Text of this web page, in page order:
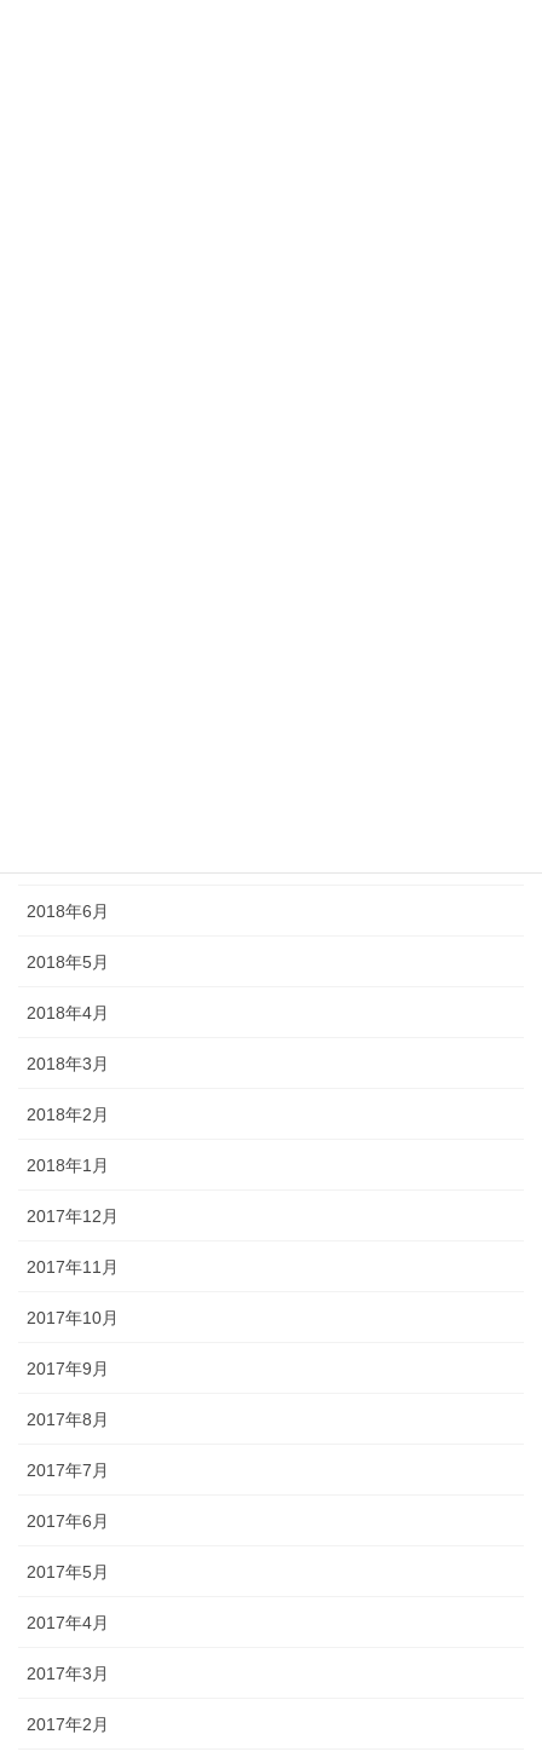
2018年6月
2018年5月
2018年4月
2018年3月
2018年2月
2018年1月
2017年12月
2017年11月
2017年10月
2017年9月
2017年8月
2017年7月
2017年6月
2017年5月
2017年4月
2017年3月
2017年2月